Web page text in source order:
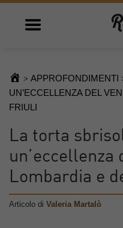
Open main menu
> APPROFONDIMENTI
UN’ECCELLENZA DEL
FRIULI
La torta
un’eccellenza
Lombardia e
Articolo di Valeria Martalò